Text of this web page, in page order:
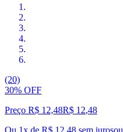
(20)
30% OFF
Preço R$ 12,48R$ 12,48
Ou 1x de R$ 12,48 sem jurosou